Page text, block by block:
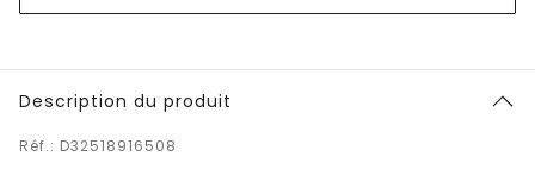
Description du produit
Réf.: D32518916508